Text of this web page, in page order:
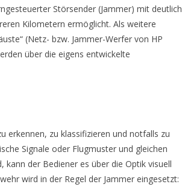
Störsender (Jammer) mit deutlich
Kilometern ermöglicht. Als weitere
(Netz- bzw. Jammer-Werfer von HP
über die eigens entwickelte
erkennen, zu klassifizieren und notfalls zu
Signale oder Flugmuster und gleichen
der Bediener es über die Optik visuell
wird in der Regel der Jammer eingesetzt: